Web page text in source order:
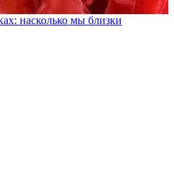
насколько мы близки